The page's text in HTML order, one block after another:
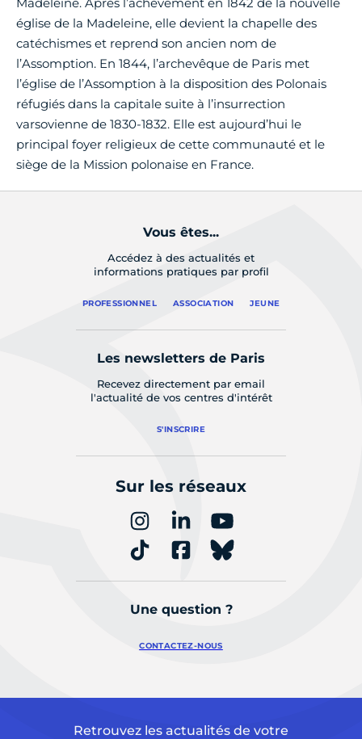
Madeleine. Après l’achèvement en 1842 de la nouvelle
église de la Madeleine, elle devient la chapelle des
catéchismes et reprend son ancien nom de
l’Assomption. En 1844, l’archevêque de Paris met
l’église de l’Assomption à la disposition des Polonais
réfugiés dans la capitale suite à l’insurrection
varsovienne de 1830-1832. Elle est aujourd’hui le
principal foyer religieux de cette communauté et le
siège de la Mission polonaise en France.
Vous êtes...
Accédez à des actualités et
informations pratiques par profil
PROFESSIONNEL ASSOCIATION JEUNE
Les newsletters de Paris
Recevez directement par email
l'actualité de vos centres d'intérêt
S'INSCRIRE
Sur les réseaux
Une question ?
CONTACTEZ-NOUS
Retrouvez les actualités de votre